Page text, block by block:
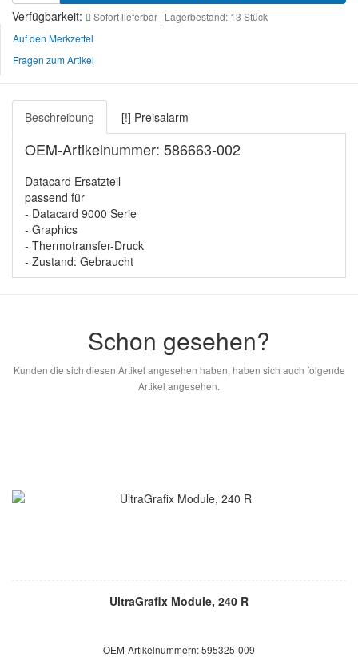
Verfügbarkeit:
Sofort lieferbar | Lagerbestand: 13 Stück
Auf den Merkzettel
Fragen zum Artikel
Beschreibung [!] Preisalarm
OEM-Artikelnummer: 586663-002
Datacard Ersatzteil
passend für
- Datacard 9000 Serie
- Graphics
- Thermotransfer-Druck
- Zustand: Gebraucht
Schon gesehen?
Kunden die sich diesen Artikel angesehen haben, haben sich auch folgende
Artikel angesehen.
UltraGrafix Module, 240 R
OEM-Artikelnummern: 595325-009